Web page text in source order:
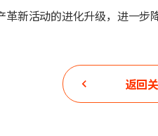
新活动的进化升级，进一步
返回